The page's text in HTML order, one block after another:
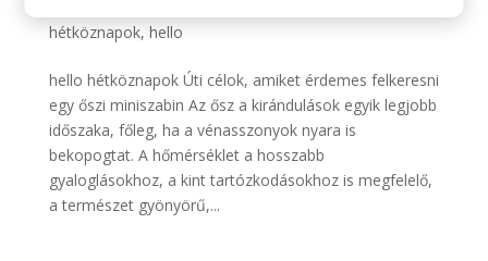
hétköznapok, hello
hello hétköznapok Úti célok, amiket érdemes felkeresni
egy őszi miniszabin Az ősz a kirándulások egyik legjobb
időszaka, főleg, ha a vénasszonyok nyara is
bekopogtat. A hőmérséklet a hosszabb
gyaloglásokhoz, a kint tartózkodásokhoz is megfelelő,
a természet gyönyörű,...